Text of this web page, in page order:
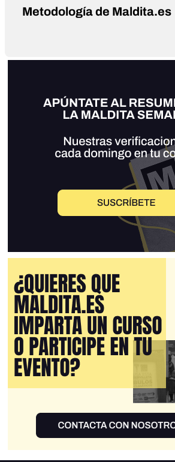
Metodología de Maldita.es